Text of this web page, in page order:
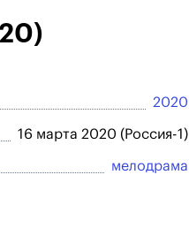
2020
16 марта 2020 (Россия-1)
мелодрама